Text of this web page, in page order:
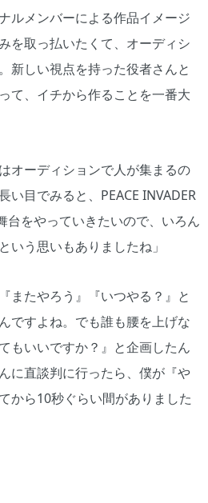
ルメンバーによる作品イメージ
を取っ払いたくて、オーディシ
新しい視点を持った役者さんと
て、イチから作ることを一番大
オーディションで人が集まるの
い目でみると、PEACE INVADER
台をやっていきたいので、いろん
いう思いもありましたね」
またやろう』『いつやる？』と
ですよね。でも誰も腰を上げな
もいいですか？』と企画したん
に直談判に行ったら、僕が『や
から10秒ぐらい間がありました